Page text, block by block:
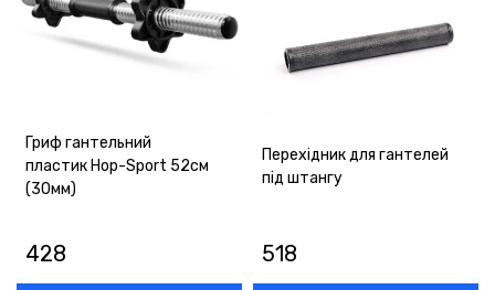
Гриф гантельний
пластик Hop-Sport 52см
(30мм)
428
Перехідник для гантелей
під штангу
518